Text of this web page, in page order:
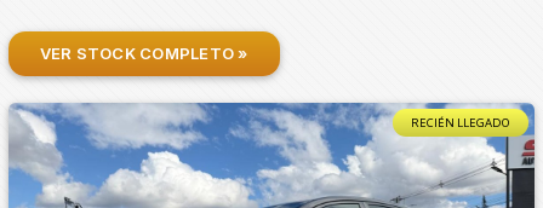
VER STOCK COMPLETO »
RECIÉN LLEGADO